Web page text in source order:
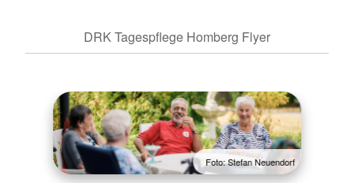
DRK Tagespflege Homberg Flyer
Foto: Stefan Neuendorf